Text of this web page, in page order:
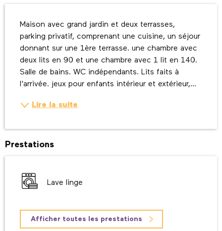
Maison avec grand jardin et deux terrasses,
parking privatif, comprenant une cuisine, un séjour
donnant sur une 1ère terrasse. une chambre avec
deux lits en 90 et une chambre avec 1 lit en 140.
Salle de bains. WC indépendants. Lits faits à
l'arrivée. jeux pour enfants intérieur et extérieur,...
Lire la suite
Prestations
Lave linge
Afficher toutes les prestations